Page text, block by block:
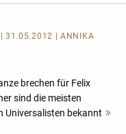
| 31.05.2012 | ANNIKA
brechen für Felix
sind die meisten
Universalisten bekannt